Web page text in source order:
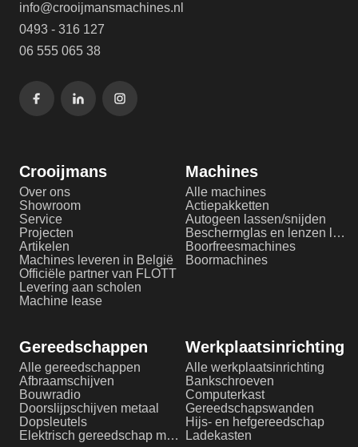
info@crooijmansmachines.nl
0493 - 316 127
06 555 065 38
Crooijmans
Over ons
Showroom
Service
Projecten
Artikelen
Machines leveren in België
Officiële partner van FLOTT
Levering aan scholen
Machine lease
Machines
Alle machines
Actiepakketten
Autogeen lassen/snijden
Beschermglas en lenzen laserlassen
Boorfreesmachines
Boormachines
Gereedschappen
Alle gereedschappen
Afbraamschijven
Bouwradio
Doorslijpschijven metaal
Dopsleutels
Elektrisch gereedschap metaalbewerking
Werkplaatsinrichting
Alle werkplaatsinrichting
Bankschroeven
Computerkast
Gereedschapswanden
Hijs- en hefgereedschap
Ladekasten